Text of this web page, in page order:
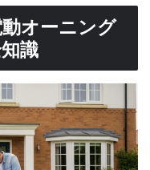
オーニング
識